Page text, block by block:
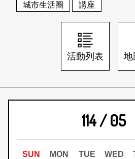
刊物索取地點
刊登活動
日本語
城市生活圈
講座
活動列表 地
114 / 05
SUN MON TUE WED